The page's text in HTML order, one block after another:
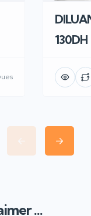
130DH
...